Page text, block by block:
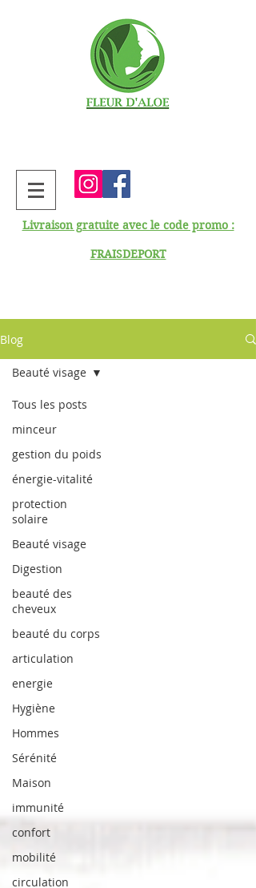
Livraison gratuite avec le code promo :
FRAISDEPORT
Blog
Tous les posts
minceur
gestion du poids
énergie-vitalité
protection
solaire
Beauté visage
Digestion
beauté des
cheveux
beauté du corps
articulation
energie
Hygiène
Hommes
Sérénité
Maison
immunité
confort
mobilité
circulation
Beauté visage